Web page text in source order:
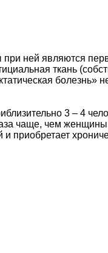
при ней являются
ткань
болезнь»
3 – 4
чаще, чем
приобретает